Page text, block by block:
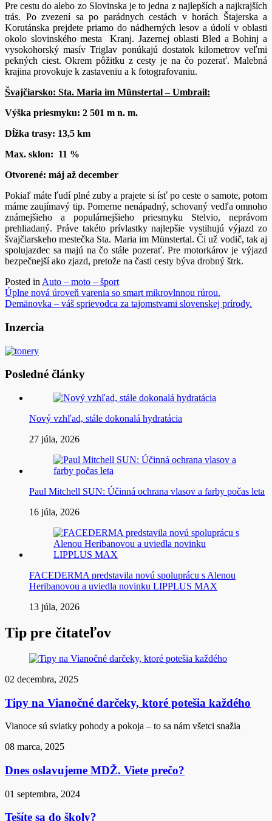
Pre cestu do alebo zo Slovinska je to jedna z najlepších a najkrajších
trás. Po zvezení sa po parádnych cestách v horách Štajerska a
Korutánska prejdete priamo do nádherných lesov a údolí v oblasti
okolo slovinského mesta Kranj. Jazernej oblasti Bled a Bohinj a
vysokohorský masív Triglav ponúkajú dostatok kilometrov veľmi
pekných ciest. Okrem pôžitku z cesty je na čo pozerať. Malebná
krajina provokuje k zastaveniu a k fotografovaniu.
Švajčiarsko: Sta. Maria im Münstertal – Umbrail:
Výška priesmyku: 2 501 m n. m.
Dĺžka trasy: 13,5 km
Max. sklon: 11 %
Otvorené: máj až december
Pokiaľ máte ľudí plné zuby a prajete si ísť po ceste o samote, potom
máme zaujímavý tip. Pomerne nenápadný, schovaný vedľa omnoho
známejšieho a populárnejšieho priesmyku Stelvio, neprávom
prehliadaný. Práve takéto prívlastky najlepšie vystihujú výjazd zo
švajčiarskeho mestečka Sta. Maria im Münstertal. Či už vodič, tak aj
spolujazdec sa majú na čo stále pozerať. Pre motorkárov je výjazd
bezpečnejší ako zjazd, pretože na časti cesty býva drobný štrk.
Posted in Auto – moto – šport
Navigácia
v
článku
Úplne nová úroveň varenia so smart mikrovlnnou rúrou.
Demänovka – váš sprievodca za tajomstvami slovenskej prírody.
Inzercia
Posledné články
Nový vzhľad, stále dokonalá hydratácia
27 júla, 2026
Paul Mitchell SUN: Účinná ochrana vlasov a farby počas leta
16 júla, 2026
FACEDERMA predstavila novú spoluprácu s Alenou
Heribanovou a uviedla novinku LIPPLUS MAX
13 júla, 2026
Tip pre čitateľov
02 decembra, 2025
Tipy na Vianočné darčeky, ktoré potešia každého
Vianoce sú sviatky pohody a pokoja – to sa nám všetci snažia
08 marca, 2025
Dnes oslavujeme MDŽ. Viete prečo?
01 septembra, 2024
Tešíte sa do školy?